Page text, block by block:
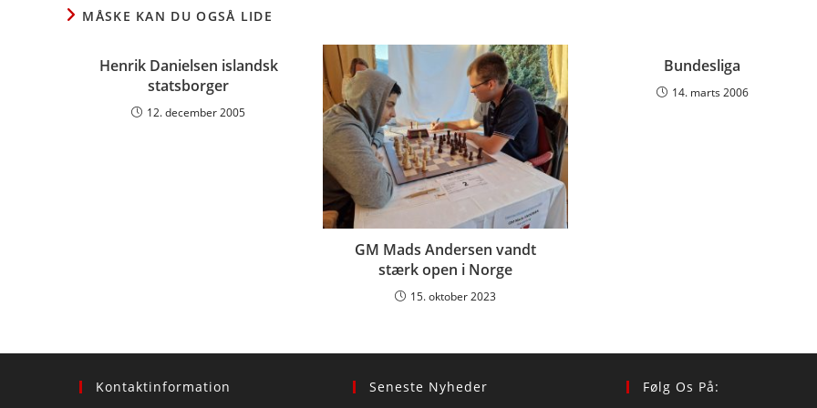
MÅSKE KAN DU OGSÅ LIDE
Henrik Danielsen islandsk
statsborger
12. december 2005
GM Mads Andersen vandt
stærk open i Norge
15. oktober 2023
Bundesliga
14. marts 2006
Kontaktinformation Seneste Nyheder Følg Os På: